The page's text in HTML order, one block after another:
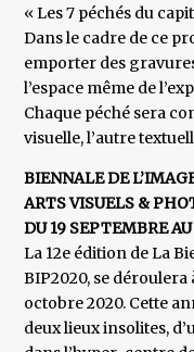
« Les 7 péchés du
Dans le cadre de ce
emporter des
l’espace même de
Chaque péché sera
visuelle, l’autre
BIENNALE DE
ARTS VISUELS &
DU 19 SEPTEMBRE
La 12e édition de La
BIP2020, se déroulera
octobre 2020. Cette
deux lieux insolites,